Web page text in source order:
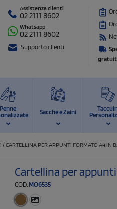
Assistenza clienti
02 2111 8602
Whatsapp
02 2111 8602
Supporto clienti
Penne
Sacche e Zaini
/CARTELLINA PER APPUNTI FORMATO A4 IN
Cartellina per
COD. MO6535